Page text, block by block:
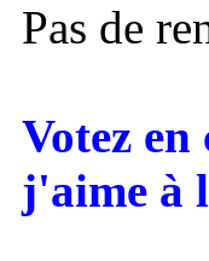
Pas de
Votez
j'aime à